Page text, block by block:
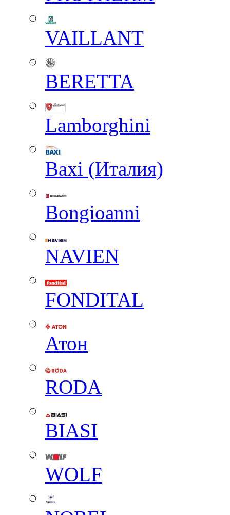
VAILLANT
BERETTA
Lamborghini
Baxi (Италия)
Вongioanni
NAVIEN
FONDITAL
Атон
RODA
BIASI
WOLF